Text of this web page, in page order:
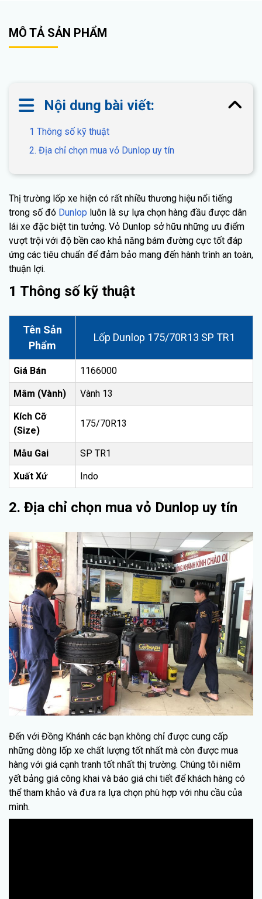
MÔ TẢ SẢN PHẨM
Nội dung bài viết:
1 Thông số kỹ thuật
2. Địa chỉ chọn mua vỏ Dunlop uy tín
Thị trường lốp xe hiện có rất nhiều thương hiệu nổi tiếng
trong số đó Dunlop luôn là sự lựa chọn hàng đầu được dân
lái xe đặc biệt tin tưởng. Vỏ Dunlop sở hữu những ưu điểm
vượt trội với độ bền cao khả năng bám đường cực tốt đáp
ứng các tiêu chuẩn để đảm bảo mang đến hành trình an toàn,
thuận lợi.
1 Thông số kỹ thuật
Tên Sản
Phẩm
Lốp Dunlop 175/70R13 SP TR1
Giá Bán 1166000
Mâm (Vành) Vành 13
Kích Cỡ
(Size)
175/70R13
Mẫu Gai SP TR1
Xuất Xứ Indo
2. Địa chỉ chọn mua vỏ Dunlop uy tín
Đến với Đồng Khánh các bạn không chỉ được cung cấp
những dòng lốp xe chất lượng tốt nhất mà còn được mua
hàng với giá cạnh tranh tốt nhất thị trường. Chúng tôi niêm
yết bảng giá công khai và báo giá chi tiết để khách hàng có
thể tham khảo và đưa ra lựa chọn phù hợp với nhu cầu của
mình.